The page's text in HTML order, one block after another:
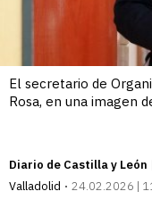
El secretario de
Rosa, en una imagen
Diario de Castilla y León
Valladolid
24.02.2026 |